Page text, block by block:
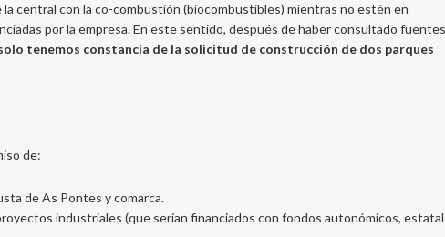
central con la co-combustión (biocombustibles) mientras no estén en
por la empresa. En este sentido, después de haber consultado fuentes
tenemos constancia de la solicitud de construcción de dos parques
de:
de As Pontes y comarca.
industriales (que serían financiados con fondos autonómicos,